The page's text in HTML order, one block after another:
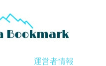
運営者情報